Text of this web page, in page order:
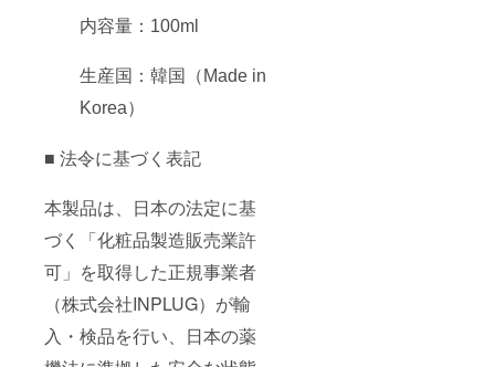
内容量：100ml
生産国：韓国（Made in
Korea）
■ 法令に基づく表記
本製品は、日本の法定に基
づく「化粧品製造販売業許
可」を取得した正規事業者
（株式会社INPLUG）が輸
入・検品を行い、日本の薬